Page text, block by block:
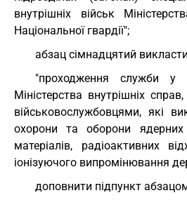
внутрішніх військ
Національної гвардії";
абзац сімнадцятий викласти
"проходження служби у
Міністерства внутрішніх
військовослужбовцями, які
охорони та оборони ядерних
матеріалів, радіоактивних
іонізуючого випромінювання
доповнити підпункт